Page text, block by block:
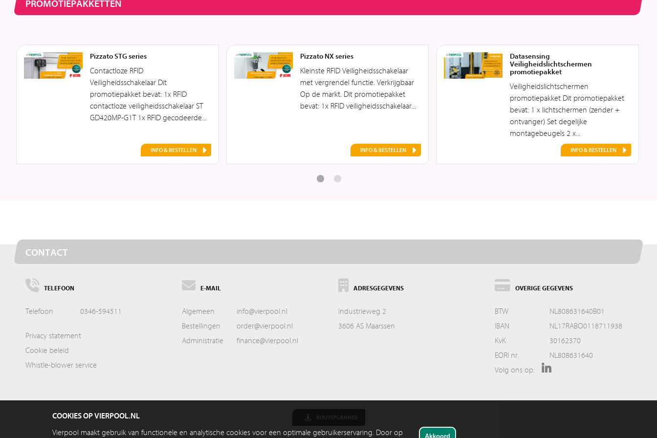
PROMOTIEPAKKETTEN
Pizzato STG series
Contactloze RFID
Veiligheidsschakelaar Dit
promotiepakket bevat: 1x RFID
contactloze veiligheidsschakelaar ST
GD420MP-G1T 1x RFID gecodeerde...
INFO & BESTELLEN
Pizzato NX series
Kleinste RFID Veiligheidsschakelaar
met vergrendel functie. Verkrijgbaar
Op de markt. Dit promotiepakket
bevat: 1x RFID veiligheidsschakelaar...
INFO & BESTELLEN
Datasensing
Veiligheidslichtschermen
promotiepakket
Veiligheidslichtschermen
promotiepakket Dit promotiepakket
bevat: 1 x lichtschermen (zender +
ontvanger) Set degelijke
montagebeugels 2 x...
INFO & BESTELLEN
CONTACT
TELEFOON
Telefoon 0346-594511
Privacy statement
Cookie beleid
Whistle-blower service
E-MAIL
Algemeen
info@vierpool.nl
Bestellingen
order@vierpool.nl
Administratie
finance@vierpool.nl
ADRESGEGEVENS
Industrieweg 2
3606 AS Maarssen
OVERIGE GEGEVENS
BTW
NL808631640B01
IBAN
NL17RABO0118711938
KvK
30162370
EORI nr.
NL808631640
Volg ons op:
ROUTEPLANNER
COOKIES OP VIERPOOL.NL
Vierpool maakt gebruik van functionele en analytische cookies voor een optimale gebruikerservaring. Door op